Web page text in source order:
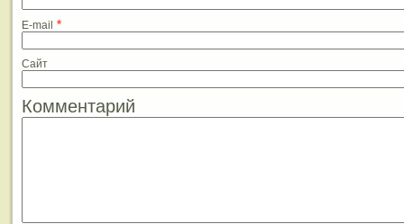
E-mail *
Сайт
Комментарий